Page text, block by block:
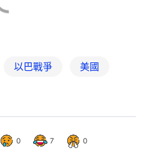
以巴戰爭 美國
0 7 0